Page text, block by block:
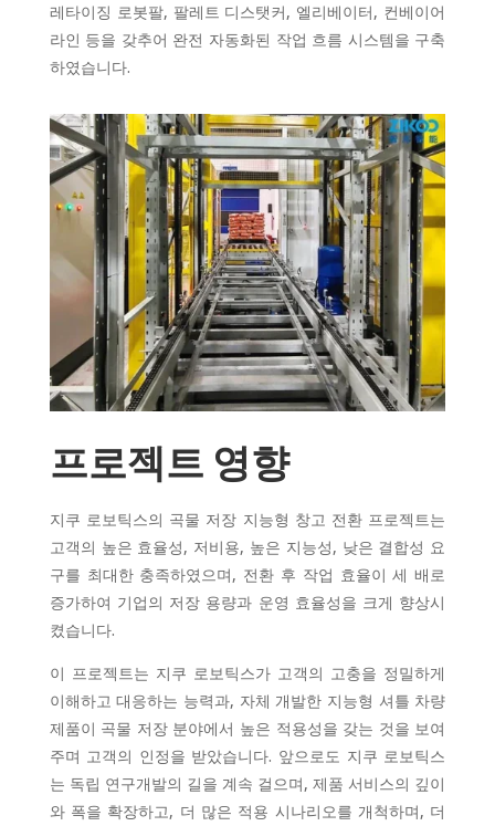
레타이징 로봇팔, 팔레트 디스탯커, 엘리베이터, 컨베이어
라인 등을 갖추어 완전 자동화된 작업 흐름 시스템을 구축
하였습니다.
프로젝트 영향
지쿠 로보틱스의 곡물 저장 지능형 창고 전환 프로젝트는
고객의 높은 효율성, 저비용, 높은 지능성, 낮은 결합성 요
구를 최대한 충족하였으며, 전환 후 작업 효율이 세 배로
증가하여 기업의 저장 용량과 운영 효율성을 크게 향상시
켰습니다.
이 프로젝트는 지쿠 로보틱스가 고객의 고충을 정밀하게
이해하고 대응하는 능력과, 자체 개발한 지능형 셔틀 차량
제품이 곡물 저장 분야에서 높은 적용성을 갖는 것을 보여
주며 고객의 인정을 받았습니다. 앞으로도 지쿠 로보틱스
는 독립 연구개발의 길을 계속 걸으며, 제품 서비스의 깊이
와 폭을 확장하고, 더 많은 적용 시나리오를 개척하며, 더